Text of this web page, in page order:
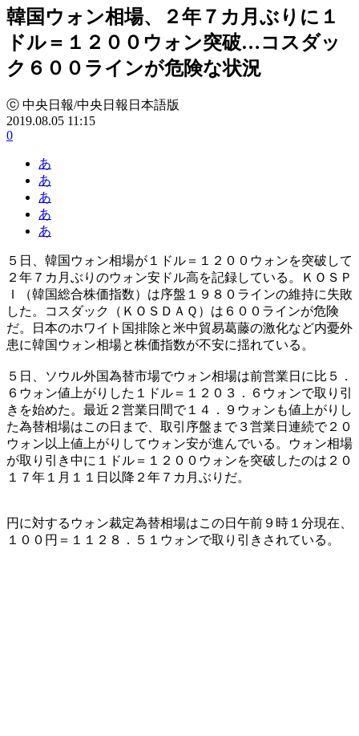
韓国ウォン相場、２年７カ月ぶりに１
ドル＝１２００ウォン突破…コスダッ
ク６００ラインが危険な状況
ⓒ 中央日報/中央日報日本語版
2019.08.05 11:15
0
あ
あ
あ
あ
あ
５日、韓国ウォン相場が１ドル＝１２００ウォンを突破して
２年７カ月ぶりのウォン安ドル高を記録している。ＫＯＳＰ
Ｉ（韓国総合株価指数）は序盤１９８０ラインの維持に失敗
した。コスダック（ＫＯＳＤＡＱ）は６００ラインが危険
だ。日本のホワイト国排除と米中貿易葛藤の激化など内憂外
患に韓国ウォン相場と株価指数が不安に揺れている。
５日、ソウル外国為替市場でウォン相場は前営業日に比５．
６ウォン値上がりした１ドル＝１２０３．６ウォンで取り引
きを始めた。最近２営業日間で１４．９ウォンも値上がりし
た為替相場はこの日まで、取引序盤まで３営業日連続で２０
ウォン以上値上がりしてウォン安が進んでいる。ウォン相場
が取り引き中に１ドル＝１２００ウォンを突破したのは２０
１７年１月１１日以降２年７カ月ぶりだ。
円に対するウォン裁定為替相場はこの日午前９時１分現在、
１００円＝１１２８．５１ウォンで取り引きされている。